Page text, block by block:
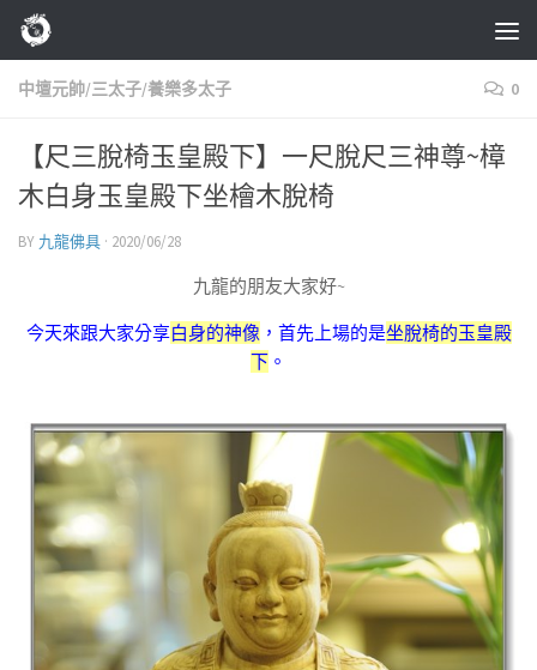
Skip to content
中壇元帥/三太子/養樂多太子 0
【尺三脫椅玉皇殿下】一尺脫尺三神尊~樟
木白身玉皇殿下坐檜木脫椅
BY 九龍佛具 · 2020/06/28
九龍的朋友大家好~
今天來跟大家分享白身的神像 ，首先上場的是坐脫椅的玉皇殿
下 。